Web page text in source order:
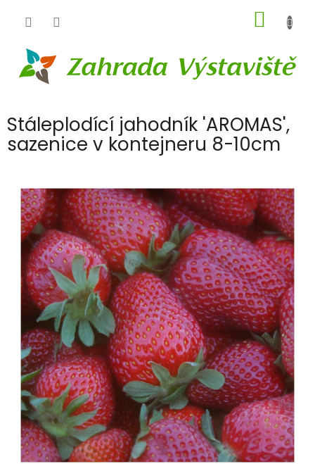
KOŠÍK
Stáleplodící jahodník 'AROMAS',
sazenice v kontejneru 8-10cm